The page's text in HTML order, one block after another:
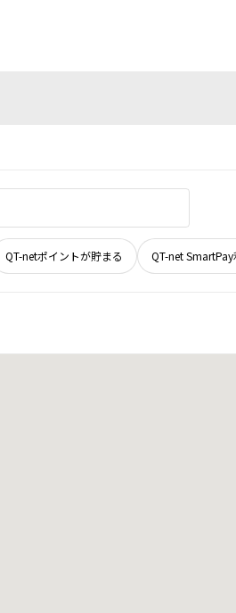
QT-netポイントが貯まる QT-net